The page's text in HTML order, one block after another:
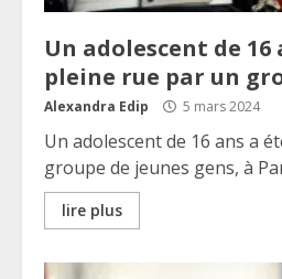
Un adolescent de 16
pleine rue par un
Alexandra Edip 5 mars 2024
Un adolescent de 16 ans a
groupe de jeunes gens, à
lire plus